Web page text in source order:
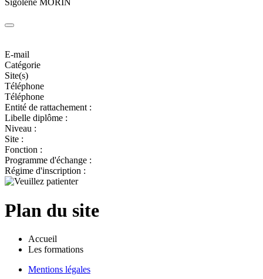
Sigolène MORIN
E-mail
Catégorie
Site(s)
Téléphone
Téléphone
Entité de rattachement :
Libelle diplôme :
Niveau :
Site :
Fonction :
Programme d'échange :
Régime d'inscription :
Plan du site
Accueil
Les formations
Mentions légales